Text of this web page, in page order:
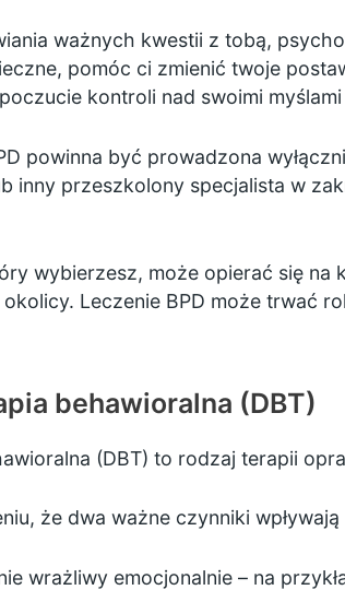
ważnych kwestii z tobą,
pomóc ci zmienić twoje
kontroli nad swoimi
powinna być prowadzona
inny przeszkolony specjalista w
wybierzesz, może opierać się
Leczenie BPD może trwać
behawioralna (DBT)
(DBT) to rodzaj terapii
że dwa ważne czynniki wpływają
wrażliwy emocjonalnie – na